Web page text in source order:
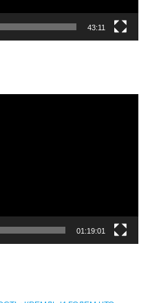
43:11
01:19:01